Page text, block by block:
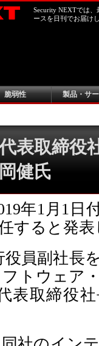
Security NEXTでは
ースを日刊でお届け
脆弱性 製品・サ
表取締役
健氏
年1月1日
すると発
役員副社長
トウェア
表取締役